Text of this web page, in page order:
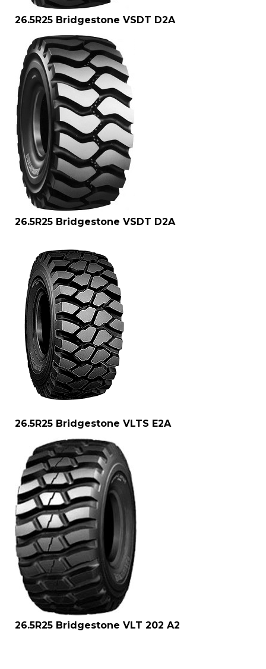
26.5R25 Bridgestone VSDT D2A
26.5R25 Bridgestone VSDT D2A
26.5R25 Bridgestone VLTS E2A
26.5R25 Bridgestone VLT 202 A2